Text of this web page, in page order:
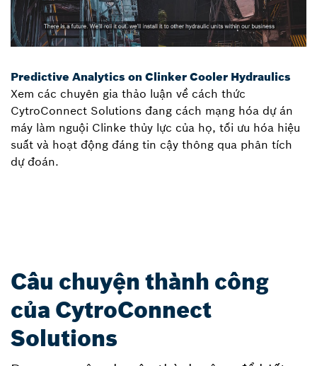
Predictive Analytics on Clinker Cooler Hydraulics
Xem các chuyên gia thảo luận về cách thức
CytroConnect Solutions đang cách mạng hóa dự án
máy làm nguội Clinke thủy lực của họ, tối ưu hóa hiệu
suất và hoạt động đáng tin cậy thông qua phân tích
dự đoán.
Câu chuyện thành công
của CytroConnect
Solutions